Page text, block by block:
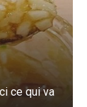
ce qui va